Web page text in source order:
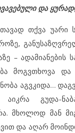
და
თქვა უარი
– ადამიანების
მოგვთხოვა
აგვკიდა…
აიკრა გუდა-
მხოლოდ მან
და აღარ